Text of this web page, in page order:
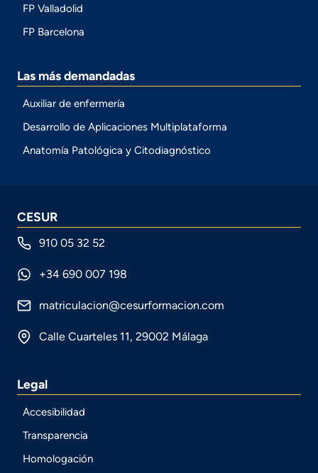
FP Valladolid
FP Barcelona
Las más demandadas
Auxiliar de enfermería
Desarrollo de Aplicaciones Multiplataforma
Anatomía Patológica y Citodiagnóstico
CESUR
910 05 32 52
+34 690 007 198
matriculacion@cesurformacion.com
Calle Cuarteles 11, 29002 Málaga
Legal
Accesibilidad
Transparencia
Homologación